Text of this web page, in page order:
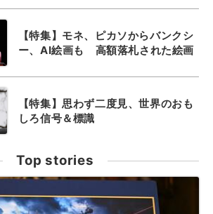
【特集】モネ、ピカソからバンクシ
ー、AI絵画も 高額落札された絵画
【特集】思わず二度見、世界のおも
しろ信号＆標識
Top stories